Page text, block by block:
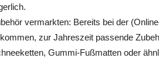
vermarkten: Bereits bei der
zur Jahreszeit passende
Gummi-Fußmatten oder